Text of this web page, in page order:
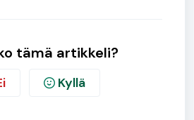
tämä artikkeli?
Kyllä